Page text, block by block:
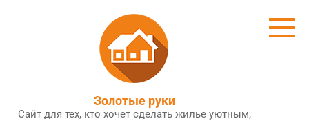
Золотые руки
Сайт для тех, кто хочет сделать жилье уютным,